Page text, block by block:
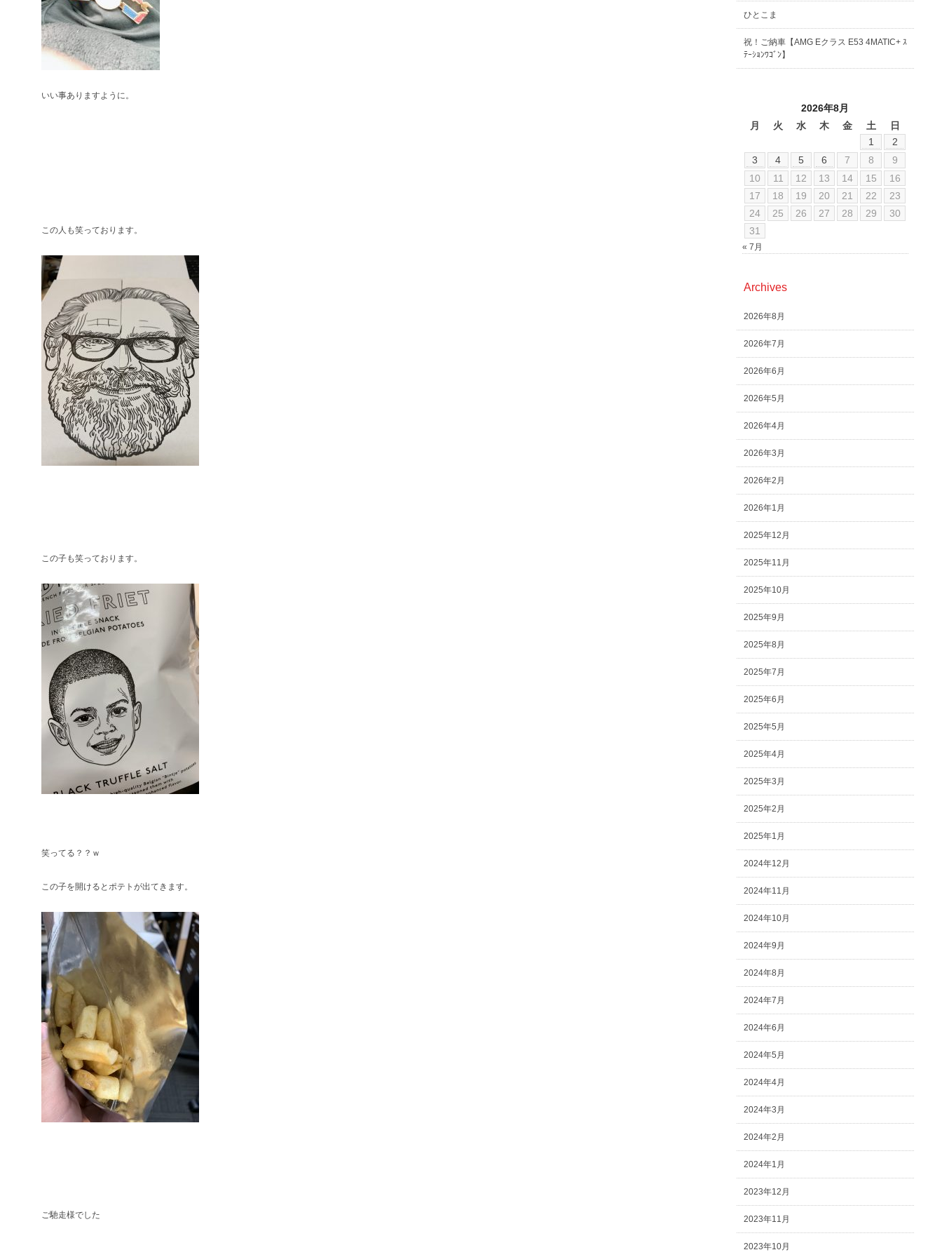
いい事ありますように。
この人も笑っております。
この子も笑っております。
笑ってる？？ｗ
この子を開けるとポテトが出てきます。
ご馳走様でした
ひとこま
祝！ご納車【AMG Eクラス E53 4MATIC+ ｽ
ﾃｰｼｮﾝﾜｺﾞﾝ】
2026年8月
月
火 水 木 金 土
日
1
2
3
4 5 6 7 8
9
10
11 12 13 14 15
16
17
18 19 20 21 22
23
24
25 26 27 28 29
30
31
« 7月
Archives
2026年8月
2026年7月
2026年6月
2026年5月
2026年4月
2026年3月
2026年2月
2026年1月
2025年12月
2025年11月
2025年10月
2025年9月
2025年8月
2025年7月
2025年6月
2025年5月
2025年4月
2025年3月
2025年2月
2025年1月
2024年12月
2024年11月
2024年10月
2024年9月
2024年8月
2024年7月
2024年6月
2024年5月
2024年4月
2024年3月
2024年2月
2024年1月
2023年12月
2023年11月
2023年10月